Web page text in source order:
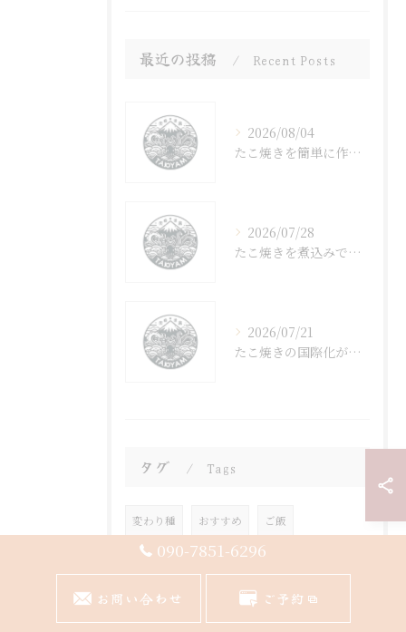
最近の投稿 Recent Posts
2026/08/04
たこ焼きを簡単に作るコツと手作りソースで楽しむ千葉県千葉市夷隅郡大多喜町流おうちレシピ
2026/07/28
たこ焼きを煮込みで楽しむ簡単アレンジ術と失敗しない食感のコツ
2026/07/21
たこ焼きの国際化が千葉県千葉市成田市の多国籍都市化と観光に与える新たな可能性
タグ Tags
変わり種 おすすめ ご飯
ドライカレー 千葉市
自分で焼く トッピング カレー
090-7851-6296
お問い合わせ ご予約